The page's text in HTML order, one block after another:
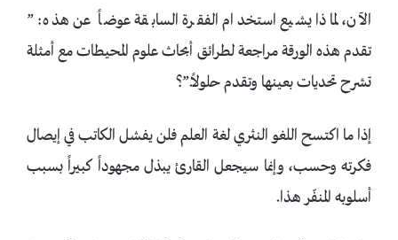
الآن، لماذا يشيع استخدام الفقرة السابقة عوضاً عن هذه: ”
تقدم هذه الورقة مراجعة لطرائق أبحاث علوم المحيطات مع أمثلة
تشرح تحديات بعينها وتقدم حلولاً.”؟
إذا ما اكتسح اللغو النثري لغة العلم فلن يفشل الكاتب في إيصال
فكرته وحسب، وإنما سيجعل القارئ يبذل مجهوداً كبيراً بسبب
أسلوبه المنفّر هذا.